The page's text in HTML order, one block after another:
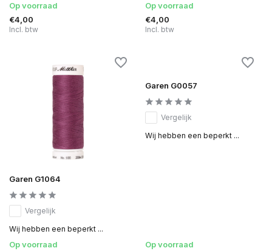
Op voorraad
€4,00
Incl. btw
Op voorraad
€4,00
Incl. btw
Garen G1064
Vergelijk
Wij hebben een beperkt ...
Op voorraad
Garen G0057
Vergelijk
Wij hebben een beperkt ...
Op voorraad